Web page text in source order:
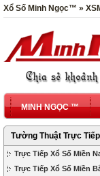
Xổ Số Minh Ngọc™ »
MINH NGỌC ™
Tường Thuật Trực
Trực Tiếp Xổ Số Miền
Trực Tiếp Xổ Số Miền